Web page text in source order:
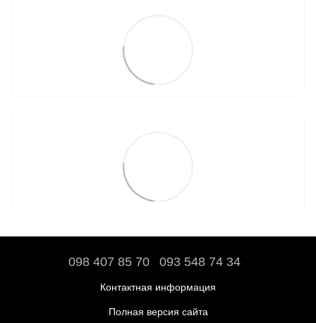
098 407 85 70 093 548 74 34
Контактная информация
Полная версия сайта